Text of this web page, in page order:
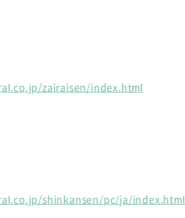
zairaisen/index.html
shinkansen/pc/ja/index.html